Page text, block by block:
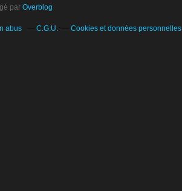
par Overblog
abus C.G.U. Cookies et données personnelles